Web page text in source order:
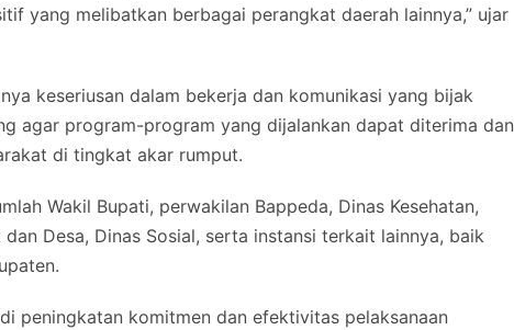
yang melibatkan berbagai perangkat daerah lainnya,” ujar
keseriusan dalam bekerja dan komunikasi yang bijak
agar program-program yang dijalankan dapat diterima dan
di tingkat akar rumput.
Wakil Bupati, perwakilan Bappeda, Dinas Kesehatan,
Desa, Dinas Sosial, serta instansi terkait lainnya, baik
peningkatan komitmen dan efektivitas pelaksanaan